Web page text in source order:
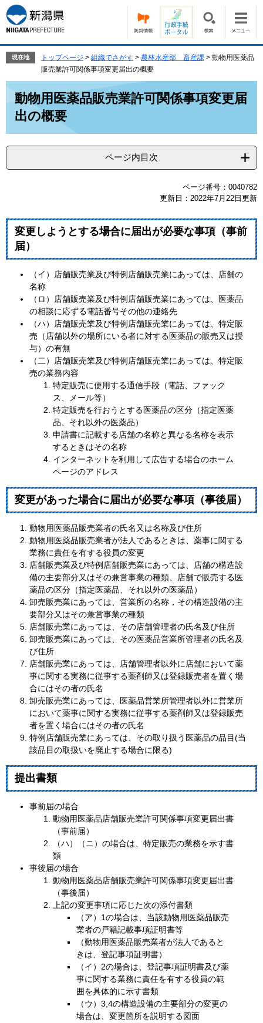
ー
ジ
の
で
す。
ニ
ュ
ー
ば
現在地 トップページ > 組織でさがす > 農林水産部 畜産課 > 動物用医薬品
販売業許可関係事項変更届出の概要
動物用医薬品販売業許可関係事項変更届
出の概要
ページ内目次
ページ番号：0040782
更新日：2022年7月22日更新
変更しようとする場合に届出が必要な事項（事前
届）
（イ）店舗販売業及び特例店舗販売業にあっては、店舗の
名称
（ロ）店舗販売業及び特例店舗販売業にあっては、医薬品
の相談に応ずる電話番号その他の連絡先
（ハ）店舗販売業及び特例店舗販売業にあっては、特定販
売（店舗以外の場所にいる者に対する医薬品の販売又は授
与）の有無
（二）店舗販売業及び特例店舗販売業にあっては、特定販
売の業務内容
特定販売に使用する通信手段（電話、ファック
ス、メール等）
特定販売を行おうとする医薬品の区分（指定医薬
品、それ以外の医薬品）
申請書に記載する店舗の名称と異なる名称を表示
するときはその名称
インターネットを利用して広告する場合のホーム
ページのアドレス
変更があった場合に届出が必要な事項（事後届）
動物用医薬品販売業者の氏名又は名称及び住所
動物用医薬品販売業者が法人であるときは、薬事に関する
業務に責任を有する役員の変更
店舗販売業及び特例店舗販売業にあっては、店舗の構造設
備の主要部分又はその兼営事業の種類、店舗で販売する医
薬品の区分（指定医薬品、それ以外の医薬品）
卸売販売業にあっては、営業所の名称，その構造設備の主
要部分又はその兼営事業の種類
店舗販売業にあっては、その店舗管理者の氏名及び住所
卸売販売業にあっては、その医薬品営業所管理者の氏名及
び住所
店舗販売業にあっては、店舗管理者以外に店舗において薬
事に関する実務に従事する薬剤師又は登録販売者を置く場
合にはその者の氏名
卸売販売業にあっては、医薬品営業所管理者以外に営業所
において薬事に関する実務に従事する薬剤師又は登録販売
者を置く場合にはその者の氏名
特例店舗販売業にあっては、その取り扱う医薬品の品目(当
該品目の取扱いを廃止する場合に限る)
提出書類
事前届の場合
動物用医薬品店舗販売業許可関係事項変更届出書
（事前届）
（ハ）（ニ）の場合は、特定販売の業務を示す書
類
事後届の場合
動物用医薬品店舗販売業許可関係事項変更届出書
（事後届）
上記の変更事項に応じた次の添付書類
（ア）1の場合は、当該動物用医薬品販売
業者の戸籍記載事項証明書等
（動物用医薬品販売業者が法人であると
きは、登記事項証明書）
（イ）2の場合は、登記事項証明書及び薬
事に関する業務に責任を有する役員の範
囲を具体的に示す書類
（ウ）3,4の構造設備の主要部分の変更の
場合は、変更箇所を説明する図面